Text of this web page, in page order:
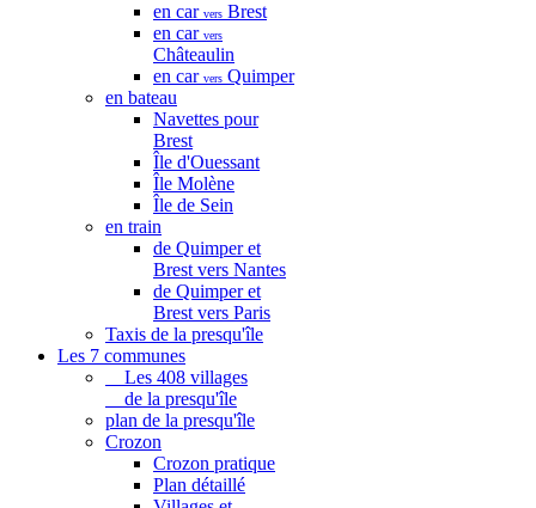
en car vers Brest
en car vers
Châteaulin
en car vers Quimper
en bateau
Navettes pour
Brest
Île d'Ouessant
Île Molène
Île de Sein
en train
de Quimper et
Brest vers Nantes
de Quimper et
Brest vers Paris
Taxis de la presqu'île
Les 7 communes
Les 408 villages
de la presqu'île
plan de la presqu'île
Crozon
Crozon pratique
Plan détaillé